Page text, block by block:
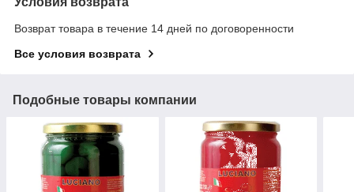
Возврат товара в течение 14 дней по договоренности
Все условия возврата
Подобные товары компании